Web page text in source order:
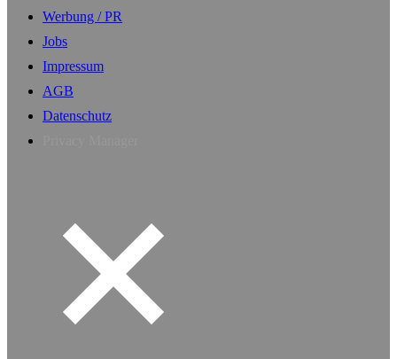
Werbung / PR
Jobs
Impressum
AGB
Datenschutz